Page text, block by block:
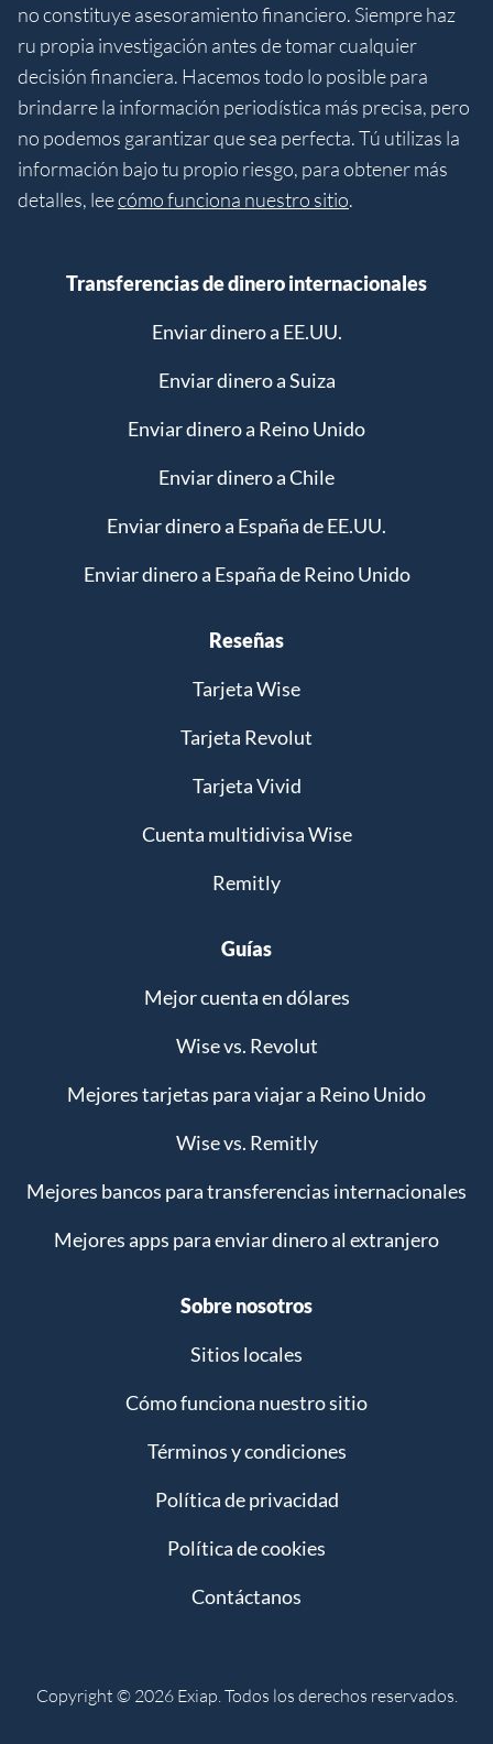
no constituye asesoramiento financiero. Siempre haz
ru propia investigación antes de tomar cualquier
decisión financiera. Hacemos todo lo posible para
brindarre la información periodística más precisa, pero
no podemos garantizar que sea perfecta. Tú utilizas la
información bajo tu propio riesgo, para obtener más
detalles, leecómo funciona nuestro sitio.
Transferencias de dinero internacionales
Enviar dinero a EE.UU.
Enviar dinero a Suiza
Enviar dinero a Reino Unido
Enviar dinero a Chile
Enviar dinero a España de EE.UU.
Enviar dinero a España de Reino Unido
Reseñas
Tarjeta Wise
Tarjeta Revolut
Tarjeta Vivid
Cuenta multidivisa Wise
Remitly
Guías
Mejor cuenta en dólares
Wise vs. Revolut
Mejores tarjetas para viajar a Reino Unido
Wise vs. Remitly
Mejores bancos para transferencias internacionales
Mejores apps para enviar dinero al extranjero
Sobre nosotros
Sitios locales
Cómo funciona nuestro sitio
Términos y condiciones
Política de privacidad
Política de cookies
Contáctanos
Copyright © 2026 Exiap. Todos los derechos reservados.